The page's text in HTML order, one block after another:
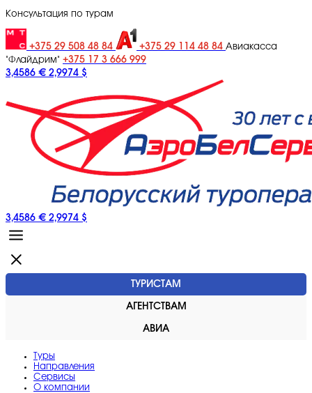
Консультация по турам
+375 29 508 48 84 +375 29 114 48 84 Авиакасса
"Флайдрим" +375 17 3 666 999
3,4586 € 2,9974 $
3,4586 € 2,9974 $
ТУРИСТАМ
АГЕНТСТВАМ
АВИА
Туры
Направления
Сервисы
O компании